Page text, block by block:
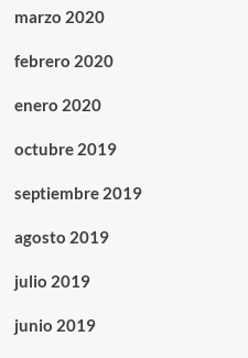
marzo 2020
febrero 2020
enero 2020
octubre 2019
septiembre 2019
agosto 2019
julio 2019
junio 2019